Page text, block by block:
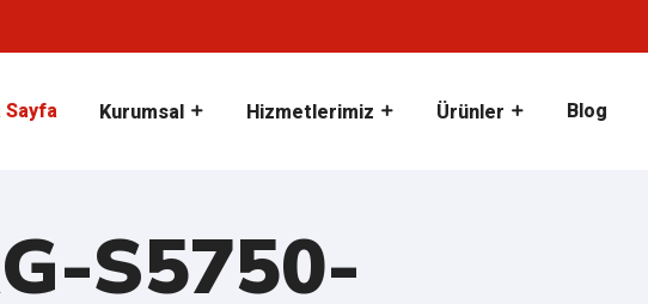
Sayfa Kurumsal Hizmetlerimiz Ürünler Blog
S5750-